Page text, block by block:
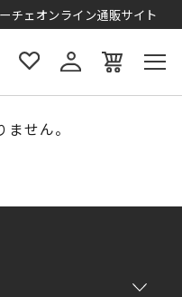
チェオンライン通販サイト
せん。